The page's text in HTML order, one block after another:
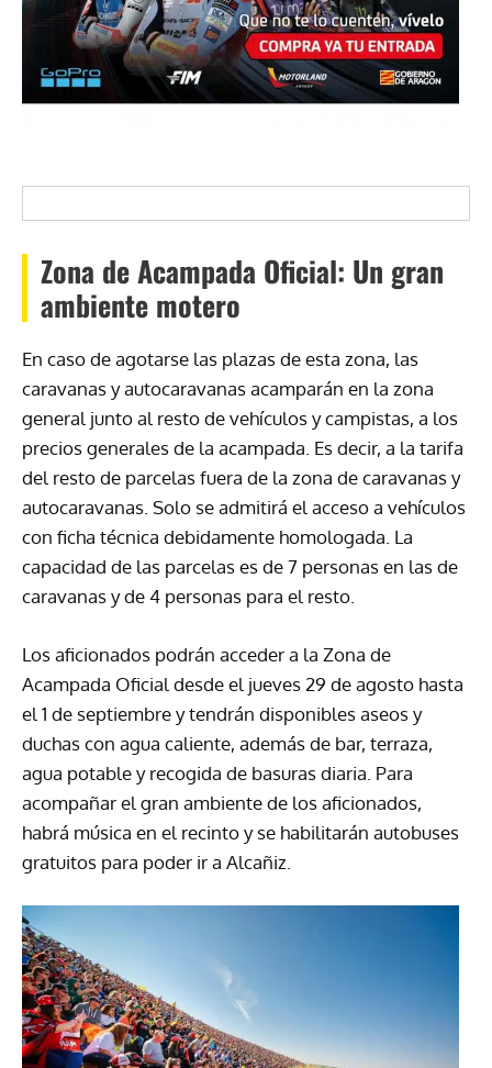
Zona de Acampada Oficial: Un gran
ambiente motero
En caso de agotarse las plazas de esta zona, las
caravanas y autocaravanas acamparán en la zona
general junto al resto de vehículos y campistas, a los
precios generales de la acampada. Es decir, a la tarifa
del resto de parcelas fuera de la zona de caravanas y
autocaravanas. Solo se admitirá el acceso a vehículos
con ficha técnica debidamente homologada. La
capacidad de las parcelas es de 7 personas en las de
caravanas y de 4 personas para el resto.
Los aficionados podrán acceder a la Zona de
Acampada Oficial desde el jueves 29 de agosto hasta
el 1 de septiembre y tendrán disponibles aseos y
duchas con agua caliente, además de bar, terraza,
agua potable y recogida de basuras diaria. Para
acompañar el gran ambiente de los aficionados,
habrá música en el recinto y se habilitarán autobuses
gratuitos para poder ir a Alcañiz.